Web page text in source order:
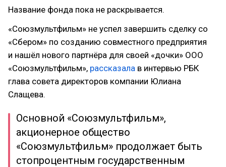
Название фонда пока не раскрывается.
«Союзмультфильм» не успел завершить сделку со
«Сбером» по созданию совместного предприятия
и нашёл нового партнёра для своей «дочки» ООО
«Союзмультфильм», рассказала в интервью РБК
глава совета директоров компании Юлиана
Слащева.
Основной «Союзмультфильм»,
акционерное общество
«Союзмультфильм» продолжает быть
стопроцентным государственным